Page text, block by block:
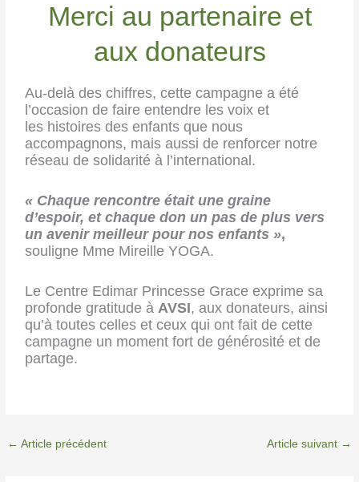
Merci au partenaire et
aux donateurs
Au-delà des chiffres, cette campagne a été
l’occasion de faire entendre les voix et
les histoires des enfants que nous
accompagnons, mais aussi de renforcer notre
réseau desolidarité à l’international.
« Chaque rencontre était une graine
d’espoir, et chaque don un pas de plus vers
unavenir meilleur pour nos enfants »,
souligne Mme Mireille YOGA.
Le Centre Edimar Princesse Grace exprime sa
profonde gratitude àAVSI, aux donateurs, ainsi
qu’à toutes celles et ceux qui ont fait de cette
campagne un moment fort de générosité et de
partage.
← Article précédent Article suivant →